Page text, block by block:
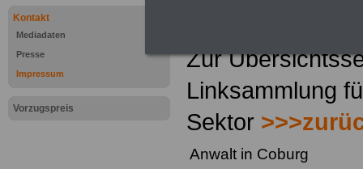
Kontakt
Mediadaten
Presse
Impressum
Vorzugspreis
Zur
Linksammlung
Sektor
Anwalt in Coburg